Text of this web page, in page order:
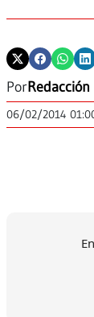
Por
06/02/2014